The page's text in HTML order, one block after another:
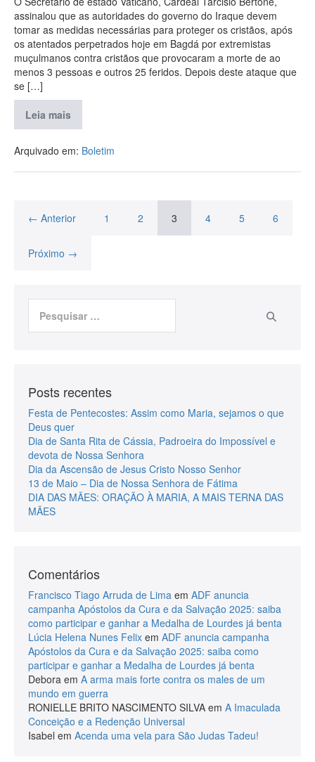
assinalou que as autoridades do governo do Iraque devem
tomar as medidas necessárias para proteger os cristãos, após
os atentados perpetrados hoje em Bagdá por extremistas
muçulmanos contra cristãos que provocaram a morte de ao
menos 3 pessoas e outros 25 feridos. Depois deste ataque que
se […]
Leia mais
Arquivado em: Boletim
← Anterior 1 2 3 4 5 6
Próximo →
Posts recentes
Festa de Pentecostes: Assim como Maria, sejamos o que
Deus quer
Dia de Santa Rita de Cássia, Padroeira do Impossível e
devota de Nossa Senhora
Dia da Ascensão de Jesus Cristo Nosso Senhor
13 de Maio – Dia de Nossa Senhora de Fátima
DIA DAS MÃES: ORAÇÃO À MARIA, A MAIS TERNA DAS
MÃES
Comentários
Francisco Tiago Arruda de Lima em ADF anuncia
campanha Apóstolos da Cura e da Salvação 2025: saiba
como participar e ganhar a Medalha de Lourdes já benta
Lúcia Helena Nunes Felix em ADF anuncia campanha
Apóstolos da Cura e da Salvação 2025: saiba como
participar e ganhar a Medalha de Lourdes já benta
Debora em A arma mais forte contra os males de um
mundo em guerra
RONIELLE BRITO NASCIMENTO SILVA em A Imaculada
Conceição e a Redenção Universal
Isabel em Acenda uma vela para São Judas Tadeu!